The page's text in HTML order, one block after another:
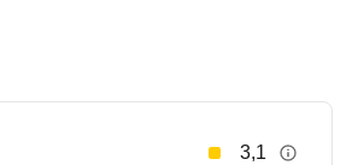
3,1